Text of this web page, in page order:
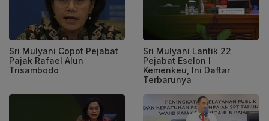
Sri Mulyani Copot Pejabat
Pajak Rafael Alun
Trisambodo
Sri Mulyani Lantik 22
Pejabat Eselon I
Kemenkeu, Ini Daftar
Terbarunya